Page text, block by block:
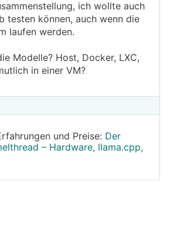
ich wollte auch
testen können, auch wenn die
laufen werden.
Modelle? Host, Docker, LXC,
in einer VM?
und Preise: Der
– Hardware, llama.cpp,